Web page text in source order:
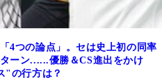
4つの論点」。セは史上初の同率
ーン......優勝＆CS進出をかけ
"の行方は？